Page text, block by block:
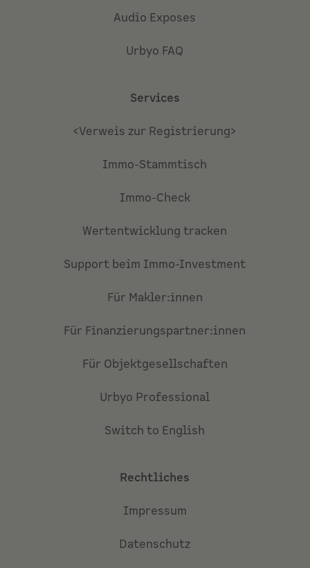
Audio Exposes
Urbyo FAQ
Services
<Verweis zur Registrierung>
Immo-Stammtisch
Immo-Check
Wertentwicklung tracken
Support beim Immo-Investment
Für Makler:innen
Für Finanzierungspartner:innen
Für Objektgesellschaften
Urbyo Professional
Switch to English
Rechtliches
Impressum
Datenschutz